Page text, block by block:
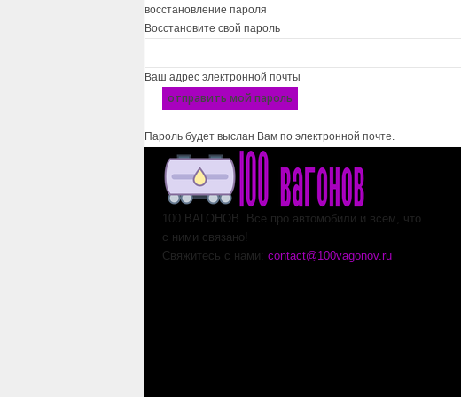
восстановление пароля
Восстановите свой пароль
Ваш адрес электронной почты
Пароль будет выслан Вам по электронной почте.
100 ВАГОНОВ. Все про автомобили и всем, что
с ними связано!
Свяжитесь с нами: contact@100vagonov.ru